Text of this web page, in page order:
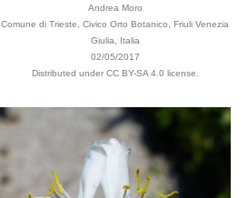
Andrea Moro
Comune di Trieste, Civico Orto Botanico, Friuli Venezia
Giulia, Italia
02/05/2017
Distributed under CC BY-SA 4.0 license.